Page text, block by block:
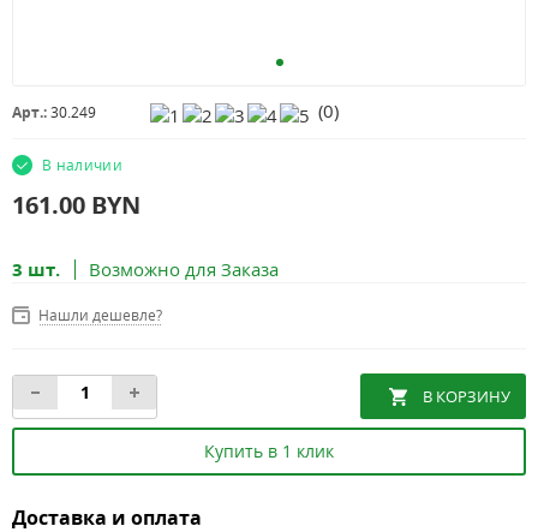
Арт.:30.249 (0)
В наличии
161.00 BYN
3 шт. Возможно для Заказа
Нашли дешевле?
Купить в 1 клик
Доставка и оплата